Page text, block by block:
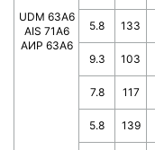
UDM 63A6
AIS 71A6
АИР 63А6
5.8 133
9.3 103
7.8 117
5.8 139